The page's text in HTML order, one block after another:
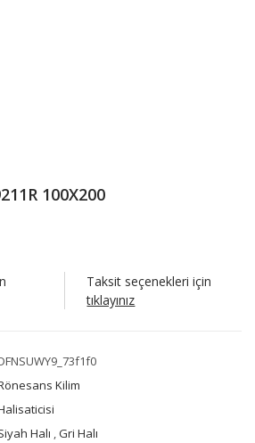
100X200
Taksit seçenekleri için
tıklayınız
Kilim
Halı ,Gri Halı